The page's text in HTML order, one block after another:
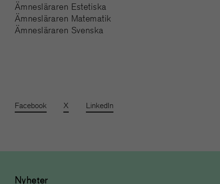
Ämnesläraren Estetiska
Ämnesläraren Matematik
Ämnesläraren Svenska
Facebook X LinkedIn
Nyheter